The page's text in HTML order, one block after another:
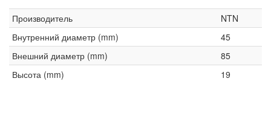
Производитель
NTN
Внутренний диаметр (mm)
45
Внешний диаметр (mm)
85
Высота (mm)
19